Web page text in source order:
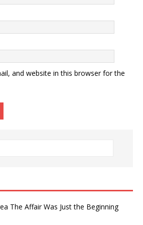
and website in this browser for the
The Affair Was Just the Beginning